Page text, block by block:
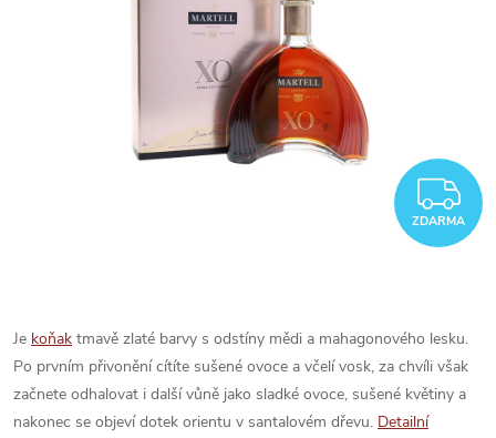
ZDARMA
Je koňak tmavě zlaté barvy s odstíny mědi a mahagonového lesku.
Po prvním přivonění cítíte sušené ovoce a včelí vosk, za chvíli však
začnete odhalovat i další vůně jako sladké ovoce, sušené květiny a
nakonec se objeví dotek orientu v santalovém dřevu. Detailní